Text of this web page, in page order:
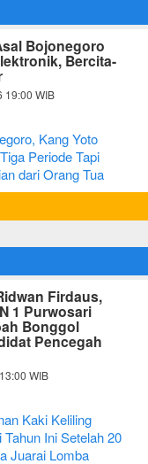
Bojonegoro
Bercita-
19:00 WIB
Kang Yoto
Periode Tapi
dari Orang Tua
Firdaus,
1 Purwosari
Bonggol
Pencegah
WIB
Kaki Keliling
Ini Setelah 20
Juarai Lomba